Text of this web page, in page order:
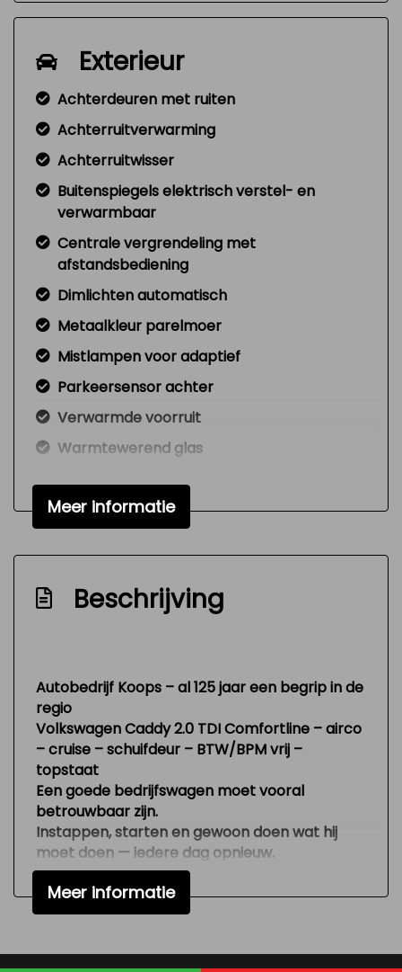
Exterieur
Achterdeuren met ruiten
Achterruitverwarming
Achterruitwisser
Buitenspiegels elektrisch verstel- en
verwarmbaar
Centrale vergrendeling met
afstandsbediening
Dimlichten automatisch
Metaalkleur parelmoer
Mistlampen voor adaptief
Parkeersensor achter
Verwarmde voorruit
Warmtewerend glas
Overige
Anti blokkeer systeem
Anti doorslip regeling
Bestuurdersairbag
Brake assist system
Elektronisch stabiliteits programma
Hoofd airbag(s) voor
Passagiersairbag
Vervolgbotsing preventie
Zij airbag(s) voor
Interieur
Airco
Meer informatie
Beschrijving
Autobedrijf Koops – al 125 jaar een begrip in de
regio
Volkswagen Caddy 2.0 TDI Comfortline – airco
– cruise – schuifdeur – BTW/BPM vrij –
topstaat
Een goede bedrijfswagen moet vooral
betrouwbaar zijn.
Instappen, starten en gewoon doen wat hij
moet doen — iedere dag opnieuw.
En precies daarom is de Volkswagen Caddy al
jaren zo populair. Praktisch, degelijk en
verrassend comfortabel voor een
maakt het nét even aangenamer onderweg,
Meer informatie